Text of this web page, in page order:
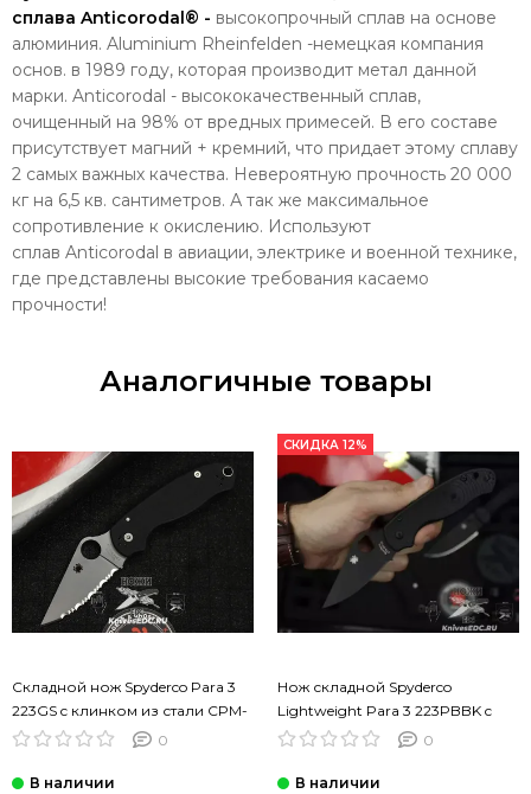
сплава Anticorodal® - высокопрочный сплав на основе
алюминия. Aluminium Rheinfelden -немецкая компания
основ. в 1989 году, которая производит метал данной
марки. Anticorodal - высококачественный сплав,
очищенный на 98% от вредных примесей. В его составе
присутствует магний + кремний, что придает этому сплаву
2 самых важных качества. Невероятную прочность 20 000
кг на 6,5 кв. сантиметров. А так же максимальное
сопротивление к окислению. Используют
сплав Anticorodal в авиации, электрике и военной технике,
где представлены высокие требования касаемо
прочности!
Аналогичные товары
Складной нож Spyderco Para 3
223GS c клинком из стали CPM-
S45VN, рукоять G10 0
СКИДКА 12%
Нож складной Spyderco
Lightweight Para 3 223PBBK c
клинком из стали CTS-BD1,
0